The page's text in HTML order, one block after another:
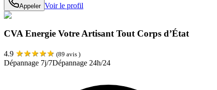
Appeler Voir le profil
CVA Energie Votre Artisant Tout Corps d’État
4.9 ★★★★★ (89 avis )
Dépannage 7j/7Dépannage 24h/24